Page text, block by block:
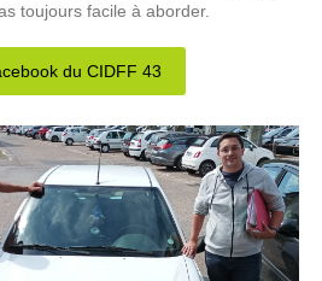
toujours facile à aborder.
du CIDFF 43